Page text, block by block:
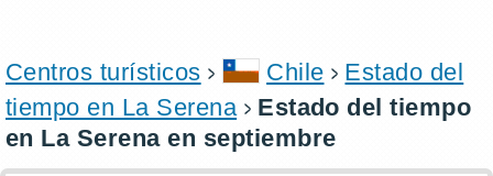
Centros turísticos Chile
Estado del
tiempo en La Serena
Estado del tiempo
en La Serena en septiembre